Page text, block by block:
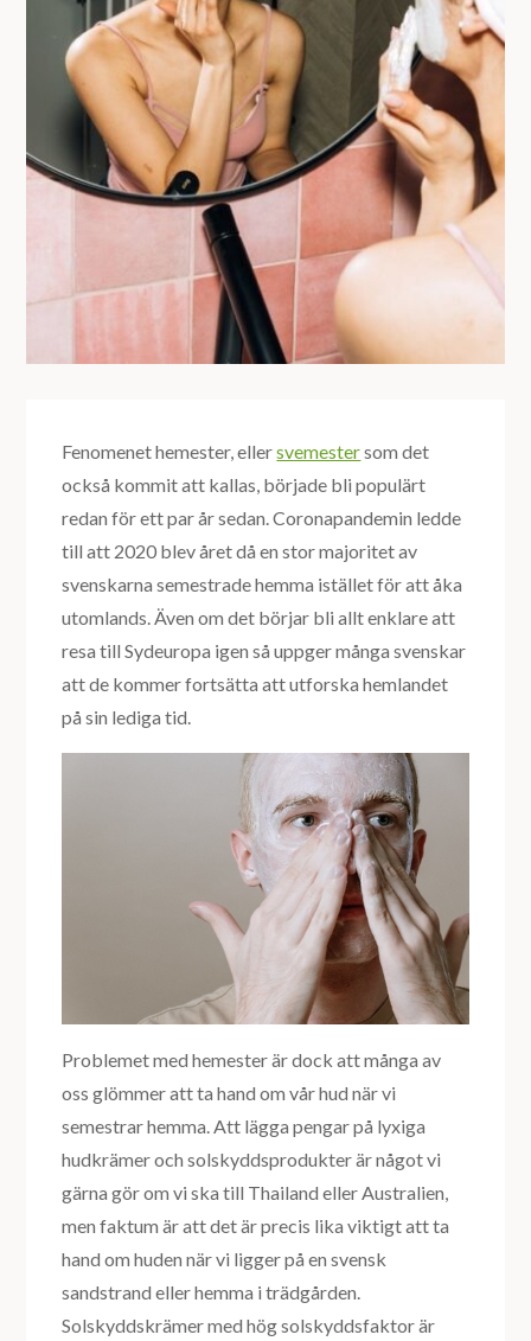
Fenomenet hemester, ellersvemestersom det
också kommit att kallas, började bli populärt
redan för ett par år sedan. Coronapandemin ledde
till att 2020 blev året då en stor majoritet av
svenskarna semestrade hemma istället för att åka
utomlands. Även om det börjar bli allt enklare att
resa till Sydeuropa igen så uppger många svenskar
att de kommer fortsätta att utforska hemlandet
på sin lediga tid.
Problemet med hemester är dock att många av
oss glömmer att ta hand om vår hud när vi
semestrar hemma. Att lägga pengar på lyxiga
hudkrämer och solskyddsprodukter är något vi
gärna gör om vi ska till Thailand eller Australien,
men faktum är att det är precis lika viktigt att ta
hand om huden när vi ligger på en svensk
sandstrand eller hemma i trädgården.
Solskyddskrämer med hög solskyddsfaktor är